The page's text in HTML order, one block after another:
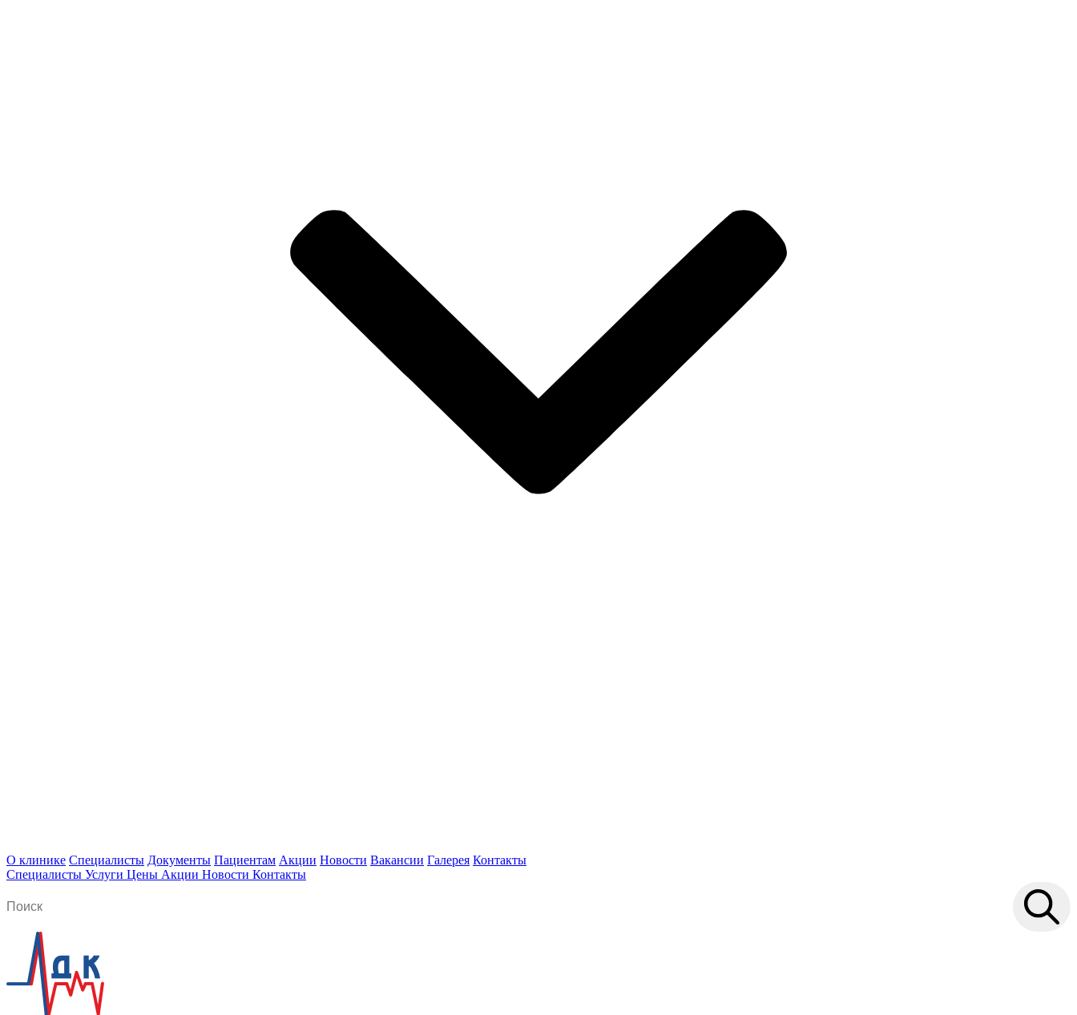
О клинике Специалисты Документы Пациентам Акции Новости Вакансии Галерея Контакты
Специалисты Услуги Цены Акции Новости Контакты